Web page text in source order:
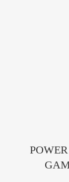
منبع تغذیه کامپیوتر گرین گیمینگ POWER